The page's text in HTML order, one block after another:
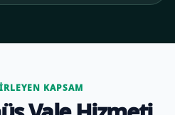
KAPSAM